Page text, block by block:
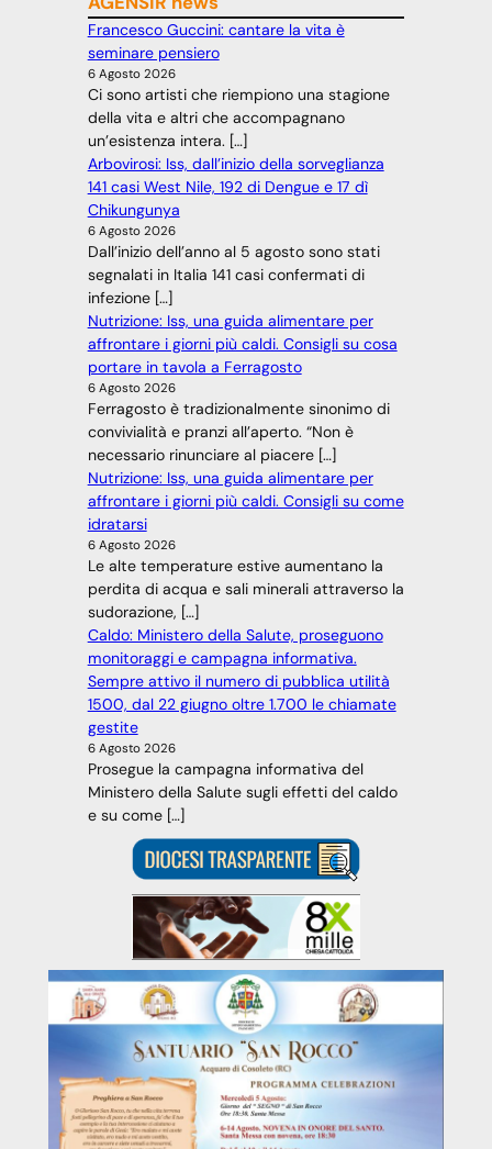
Francesco Guccini: cantare la vita è
seminare pensiero
6 Agosto 2026
Ci sono artisti che riempiono una stagione
della vita e altri che accompagnano
un’esistenza intera. […]
Arbovirosi: Iss, dall’inizio della sorveglianza
141 casi West Nile, 192 di Dengue e 17 dì
Chikungunya
6 Agosto 2026
Dall’inizio dell’anno al 5 agosto sono stati
segnalati in Italia 141 casi confermati di
infezione […]
Nutrizione: Iss, una guida alimentare per
affrontare i giorni più caldi. Consigli su cosa
portare in tavola a Ferragosto
6 Agosto 2026
Ferragosto è tradizionalmente sinonimo di
convivialità e pranzi all’aperto. “Non è
necessario rinunciare al piacere […]
Nutrizione: Iss, una guida alimentare per
affrontare i giorni più caldi. Consigli su come
idratarsi
6 Agosto 2026
Le alte temperature estive aumentano la
perdita di acqua e sali minerali attraverso la
sudorazione, […]
Caldo: Ministero della Salute, proseguono
monitoraggi e campagna informativa.
Sempre attivo il numero di pubblica utilità
1500, dal 22 giugno oltre 1.700 le chiamate
gestite
6 Agosto 2026
Prosegue la campagna informativa del
Ministero della Salute sugli effetti del caldo
e su come […]